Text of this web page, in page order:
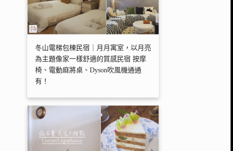
冬山電梯包棟民宿｜月月寓室，以月亮
為主題像家一樣舒適的質感民宿 按摩
椅、電動麻將桌、Dyson吹風機通通
有！